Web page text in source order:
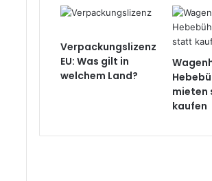
Verpackungslizenz
EU: Was gilt in
welchem Land?
kaufen